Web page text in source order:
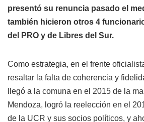
presentó su renuncia pasado el
también hicieron otros 4
del PRO y de Libres del Sur.
Como estrategia, en el frente
resaltar la falta de coherencia y
llegó a la comuna en el 2015 de la
Mendoza, logró la reelección en el
de la UCR y sus socios políticos, y